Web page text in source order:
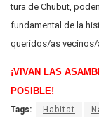
tura de Chubut,
fundamental de la
queridos/as vecinos/
¡VIVAN LAS
POSIBLE!
Tags: Habitat